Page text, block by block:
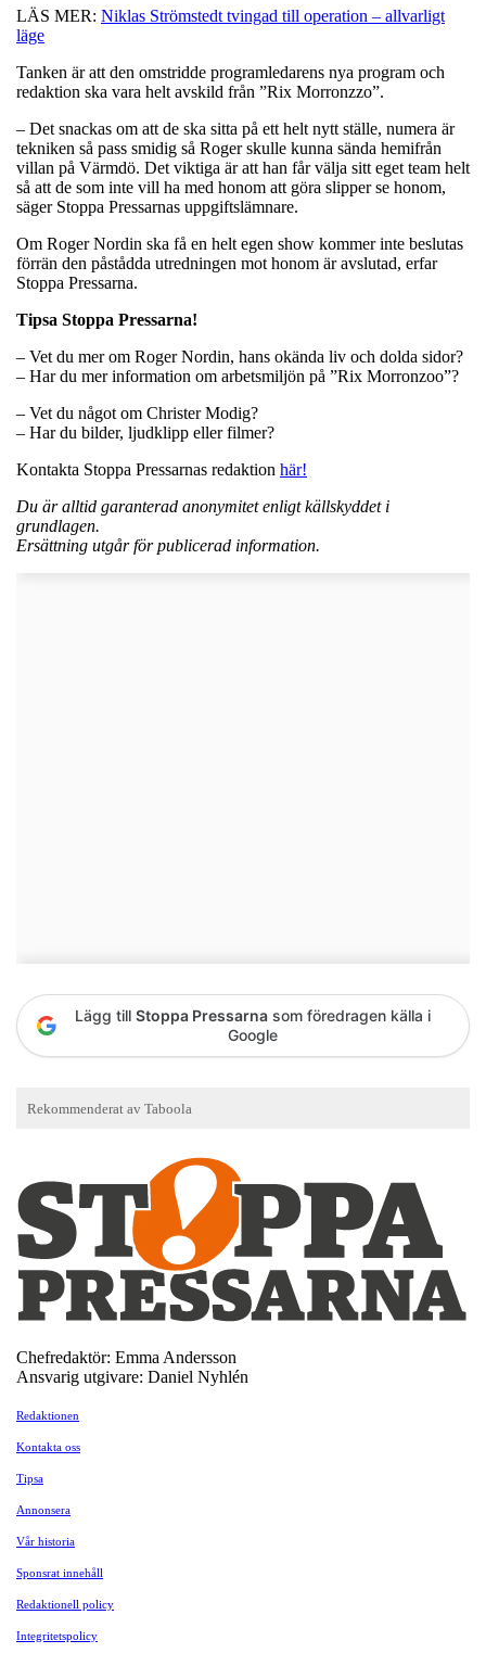
LÄS MER: Niklas Strömstedt tvingad till operation – allvarligt
läge
Tanken är att den omstridde programledarens nya program och
redaktion ska vara helt avskild från ”Rix Morronzzo”.
– Det snackas om att de ska sitta på ett helt nytt ställe, numera är
tekniken så pass smidig så Roger skulle kunna sända hemifrån
villan på Värmdö. Det viktiga är att han får välja sitt eget team helt
så att de som inte vill ha med honom att göra slipper se honom,
säger Stoppa Pressarnas uppgiftslämnare.
Om Roger Nordin ska få en helt egen show kommer inte beslutas
förrän den påstådda utredningen mot honom är avslutad, erfar
Stoppa Pressarna.
Tipsa Stoppa Pressarna!
– Vet du mer om Roger Nordin, hans okända liv och dolda sidor?
– Har du mer information om arbetsmiljön på ”Rix Morronzoo”?
– Vet du något om Christer Modig?
– Har du bilder, ljudklipp eller filmer?
Kontakta Stoppa Pressarnas redaktion här!
Du är alltid garanterad anonymitet enligt källskyddet i
grundlagen.
Ersättning utgår för publicerad information.
Lägg till Stoppa Pressarna som föredragen källa i
Google
Chefredaktör: Emma Andersson
Ansvarig utgivare: Daniel Nyhlén
Redaktionen
Kontakta oss
Tipsa
Annonsera
Vår historia
Sponsrat innehåll
Redaktionell policy
Integritetspolicy